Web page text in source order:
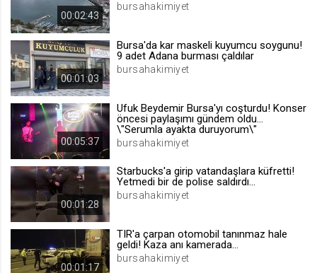
1 yıl
voteLike*
.web.tv
1 ay
.web.tv
İsimsiz ziyaretçi için site içeriği
00:02:43
bursahakimiyet
00:01:03
Bursa'da kar maskeli kuyumcu soygunu!
9 adet Adana burması çaldılar
bursahakimiyet
00:05:37
Ufuk Beydemir Bursa'yı coşturdu! Konser
öncesi paylaşımı gündem oldu...
\"Serumla ayakta duruyorum\"
bursahakimiyet
00:01:28
Starbucks'a girip vatandaşlara küfretti!
Yetmedi bir de polise saldırdı...
bursahakimiyet
00:01:17
TIR'a çarpan otomobil tanınmaz hale
geldi! Kaza anı kamerada...
bursahakimiyet